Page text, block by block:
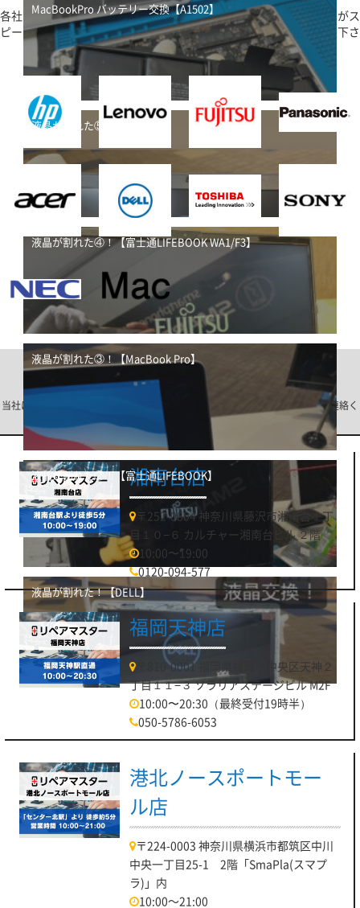
MacBookPro バッテリー交換【A1502】
液晶が割れた⑤！【DELL】
液晶が割れた④！【富士通LIFEBOOK WA1/F3】
液晶が割れた③！【MacBook Pro】
液晶が割れた②！【富士通LIFEBOOK】
液晶が割れた！【DELL】
各社メーカー製パソコンご相談承ります！専門知識を持つスタッフがス
ピード感を持って親切、丁寧に対応致します！是非お気軽にご相談下さ
い！
店舗一覧
当社は店頭への持込み以外に、宅配修理も可能です。ご希望の店舗を選びご連絡く
ださい。
湘南台店
〒252-0804 神奈川県藤沢市湘南台１丁
目１０−６ カルチャー湘南台ビル ２階
10:00〜19:00
0120-094-577
福岡天神店
〒810-0001 福岡県福岡市中央区天神２
丁目１１−３ ソラリアステージビル M2F
10:00〜20:30（最終受付19時半）
050-5786-6053
港北ノースポートモー
ル店
〒224-0003 神奈川県横浜市都筑区中川
中央一丁目25-1 2階「SmaPla(スマプ
ラ)」内
10:00～21:00